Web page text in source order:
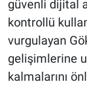
güvenli dijital
kontrollü
vurgulayan
gelişimlerine
kalmalarını